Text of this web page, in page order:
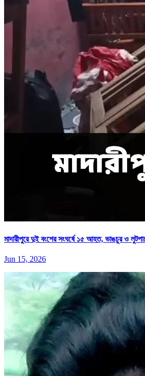
মাদারীপুরে দুই বংশের সংঘর্ষে ১৫ আহত, ভাঙচুর ও
Jun 15, 2026